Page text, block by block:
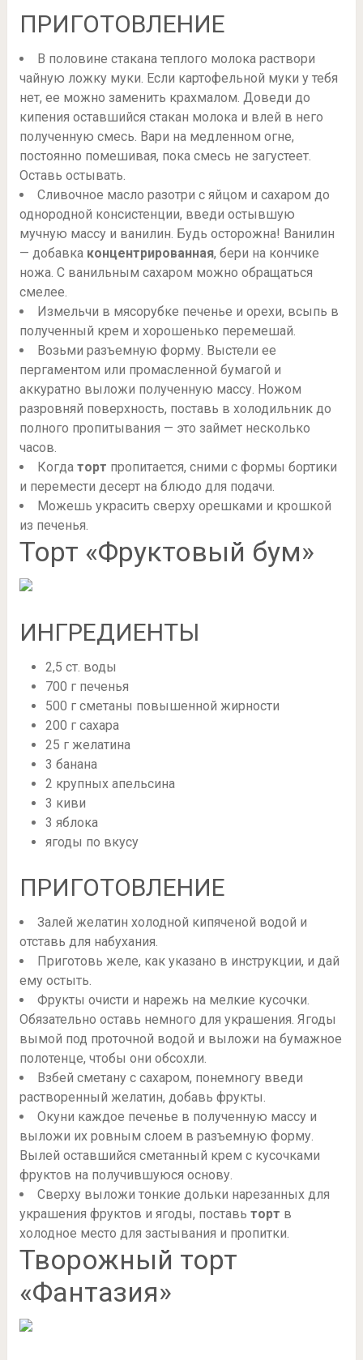
ПРИГОТОВЛЕНИЕ
В половине стакана теплого молока раствори
чайную ложку муки. Если картофельной муки у тебя
нет, ее можно заменить крахмалом. Доведи до
кипения оставшийся стакан молока и влей в него
полученную смесь. Вари на медленном огне,
постоянно помешивая, пока смесь не загустеет.
Оставь остывать.
Сливочное масло разотри с яйцом и сахаром до
однородной консистенции, введи остывшую
мучную массу и ванилин. Будь осторожна! Ванилин
— добавка концентрированная, бери на кончике
ножа. С ванильным сахаром можно обращаться
смелее.
Измельчи в мясорубке печенье и орехи, всыпь в
полученный крем и хорошенько перемешай.
Возьми разъемную форму. Выстели ее
пергаментом или промасленной бумагой и
аккуратно выложи полученную массу. Ножом
разровняй поверхность, поставь в холодильник до
полного пропитывания — это займет несколько
часов.
Когда торт пропитается, сними с формы бортики
и перемести десерт на блюдо для подачи.
Можешь украсить сверху орешками и крошкой
из печенья.
Торт «Фруктовый бум»
ИНГРЕДИЕНТЫ
2,5 ст. воды
700 г печенья
500 г сметаны повышенной жирности
200 г сахара
25 г желатина
3 банана
2 крупных апельсина
3 киви
3 яблока
ягоды по вкусу
ПРИГОТОВЛЕНИЕ
Залей желатин холодной кипяченой водой и
отставь для набухания.
Приготовь желе, как указано в инструкции, и дай
ему остыть.
Фрукты очисти и нарежь на мелкие кусочки.
Обязательно оставь немного для украшения. Ягоды
вымой под проточной водой и выложи на бумажное
полотенце, чтобы они обсохли.
Взбей сметану с сахаром, понемногу введи
растворенный желатин, добавь фрукты.
Окуни каждое печенье в полученную массу и
выложи их ровным слоем в разъемную форму.
Вылей оставшийся сметанный крем с кусочками
фруктов на получившуюся основу.
Сверху выложи тонкие дольки нарезанных для
украшения фруктов и ягоды, поставь торт в
холодное место для застывания и пропитки.
Творожный торт
«Фантазия»